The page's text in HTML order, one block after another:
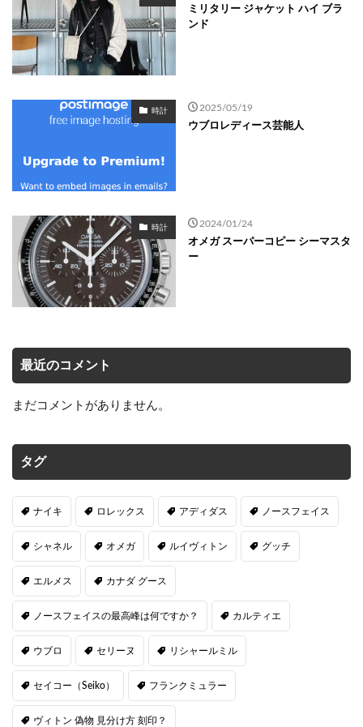
ミリタリー ジャケット ハイ ブラ
ンド
時計 2025/05/19
ウブロレディース芸能人
時計 2024/01/24
オメガ スーパーコピー シーマスタ
ー
最近のコメント
まだコメントがありません。
タグ
ナイキ ロレックス アディダス ノースフェイス
シャネル オメガ ルイヴィトン グッチ
エルメス カナダ グース
ノースフェイスの最高峰は何ですか？ カルティエ
ウブロ セリーヌ リシャールミル
セイコー（Seiko） フランクミュラー
ヴィトン 偽物 見分け方 刻印？